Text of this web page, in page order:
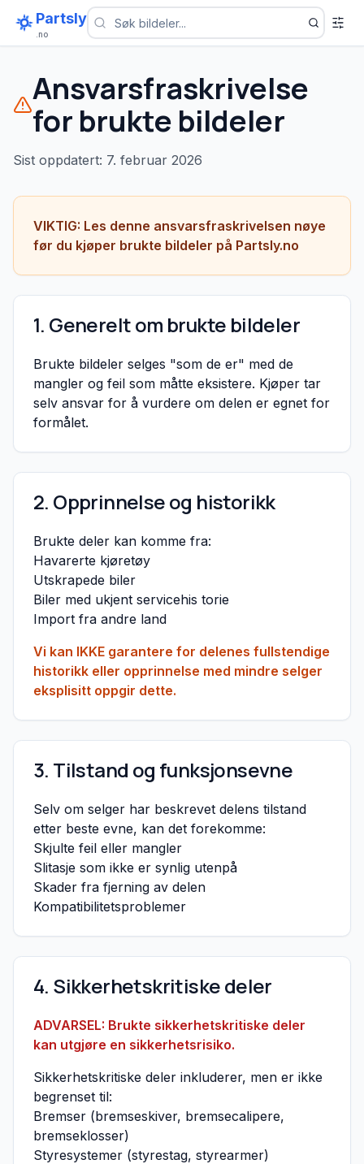
Partsly
.no
Ansvarsfraskrivelse
for brukte bildeler
Sist oppdatert: 7. februar 2026
VIKTIG: Les denne ansvarsfraskrivelsen nøye
før du kjøper brukte bildeler på Partsly.no
1. Generelt om brukte bildeler
Brukte bildeler selges "som de er" med de
mangler og feil som måtte eksistere. Kjøper tar
selv ansvar for å vurdere om delen er egnet for
formålet.
2. Opprinnelse og historikk
Brukte deler kan komme fra:
Havarerte kjøretøy
Utskrapede biler
Biler med ukjent servicehis torie
Import fra andre land
Vi kan IKKE garantere for delenes fullstendige
historikk eller opprinnelse med mindre selger
eksplisitt oppgir dette.
3. Tilstand og funksjonsevne
Selv om selger har beskrevet delens tilstand
etter beste evne, kan det forekomme:
Skjulte feil eller mangler
Slitasje som ikke er synlig utenpå
Skader fra fjerning av delen
Kompatibilitetsproblemer
4. Sikkerhetskritiske deler
ADVARSEL: Brukte sikkerhetskritiske deler
kan utgjøre en sikkerhetsrisiko.
Sikkerhetskritiske deler inkluderer, men er ikke
begrenset til:
Bremser (bremseskiver, bremsecalipere,
bremseklosser)
Styresystemer (styrestag, styrearmer)